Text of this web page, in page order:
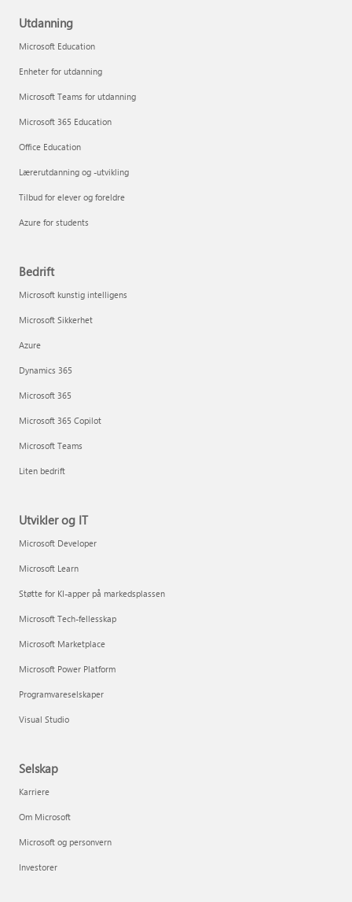
Utdanning
Microsoft Education
Enheter for utdanning
Microsoft Teams for utdanning
Microsoft 365 Education
Office Education
Lærerutdanning og -utvikling
Tilbud for elever og foreldre
Azure for students
Bedrift
Microsoft kunstig intelligens
Microsoft Sikkerhet
Azure
Dynamics 365
Microsoft 365
Microsoft 365 Copilot
Microsoft Teams
Liten bedrift
Utvikler og IT
Microsoft Developer
Microsoft Learn
Støtte for KI-apper på markedsplassen
Microsoft Tech-fellesskap
Microsoft Marketplace
Microsoft Power Platform
Programvareselskaper
Visual Studio
Selskap
Karriere
Om Microsoft
Microsoft og personvern
Investorer